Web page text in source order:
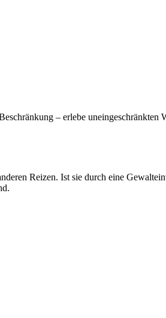
– erlebe uneingeschränkten
Reizen. Ist sie durch eine